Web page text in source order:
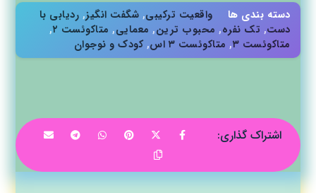
دسته بندی ها واقعیت ترکیبی, شگفت انگیز, ردیابی با
دست, تک نفره, محبوب ترین, معمایی, متاکوئست ۲ ,
متاکوئست ۳
, متاکوئست ۳ اس ,کودک و نوجوان